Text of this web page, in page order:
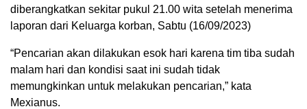
diberangkatkan sekitar pukul 21.00 wita setelah menerima
laporan dari Keluarga korban, Sabtu (16/09/2023)
“Pencarian akan dilakukan esok hari karena tim tiba sudah
malam hari dan kondisi saat ini sudah tidak
memungkinkan untuk melakukan pencarian,” kata
Mexianus.